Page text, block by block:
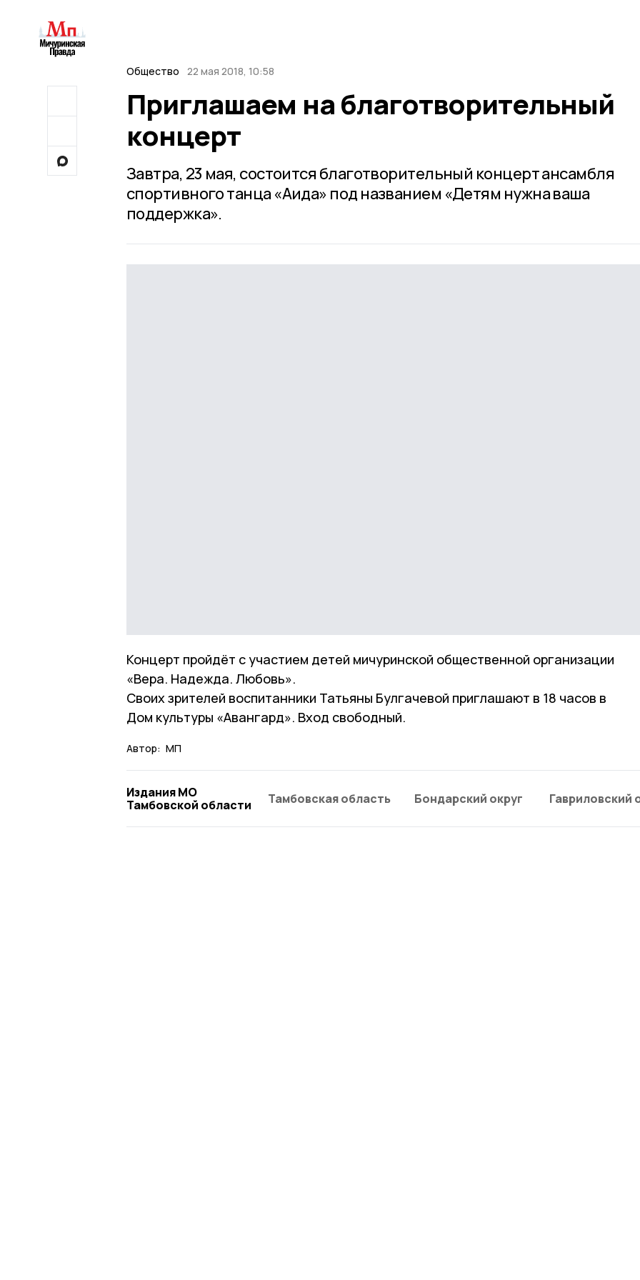
Общество 22 мая 2018, 10:58
Приглашаем на благотворительный
концерт
Завтра, 23 мая, состоится благотворительный концерт ансамбля
спортивного танца «Аида» под названием «Детям нужна ваша
поддержка».
Концерт пройдёт с участием детей мичуринской общественной организации
«Вера. Надежда. Любовь».
Своих зрителей воспитанники Татьяны Булгачевой приглашают в 18 часов в
Дом культуры «Авангард». Вход свободный.
Автор: МП
Издания МО
Тамбовской области
Тамбовская область Бондарский округ Гавриловский